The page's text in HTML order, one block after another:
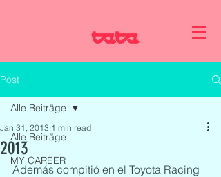
Post
Alle Beiträge
MY CAREER
Alle Beiträge
2013
Jan 31, 2013 1 min read
Además compitió en el Toyota Racing